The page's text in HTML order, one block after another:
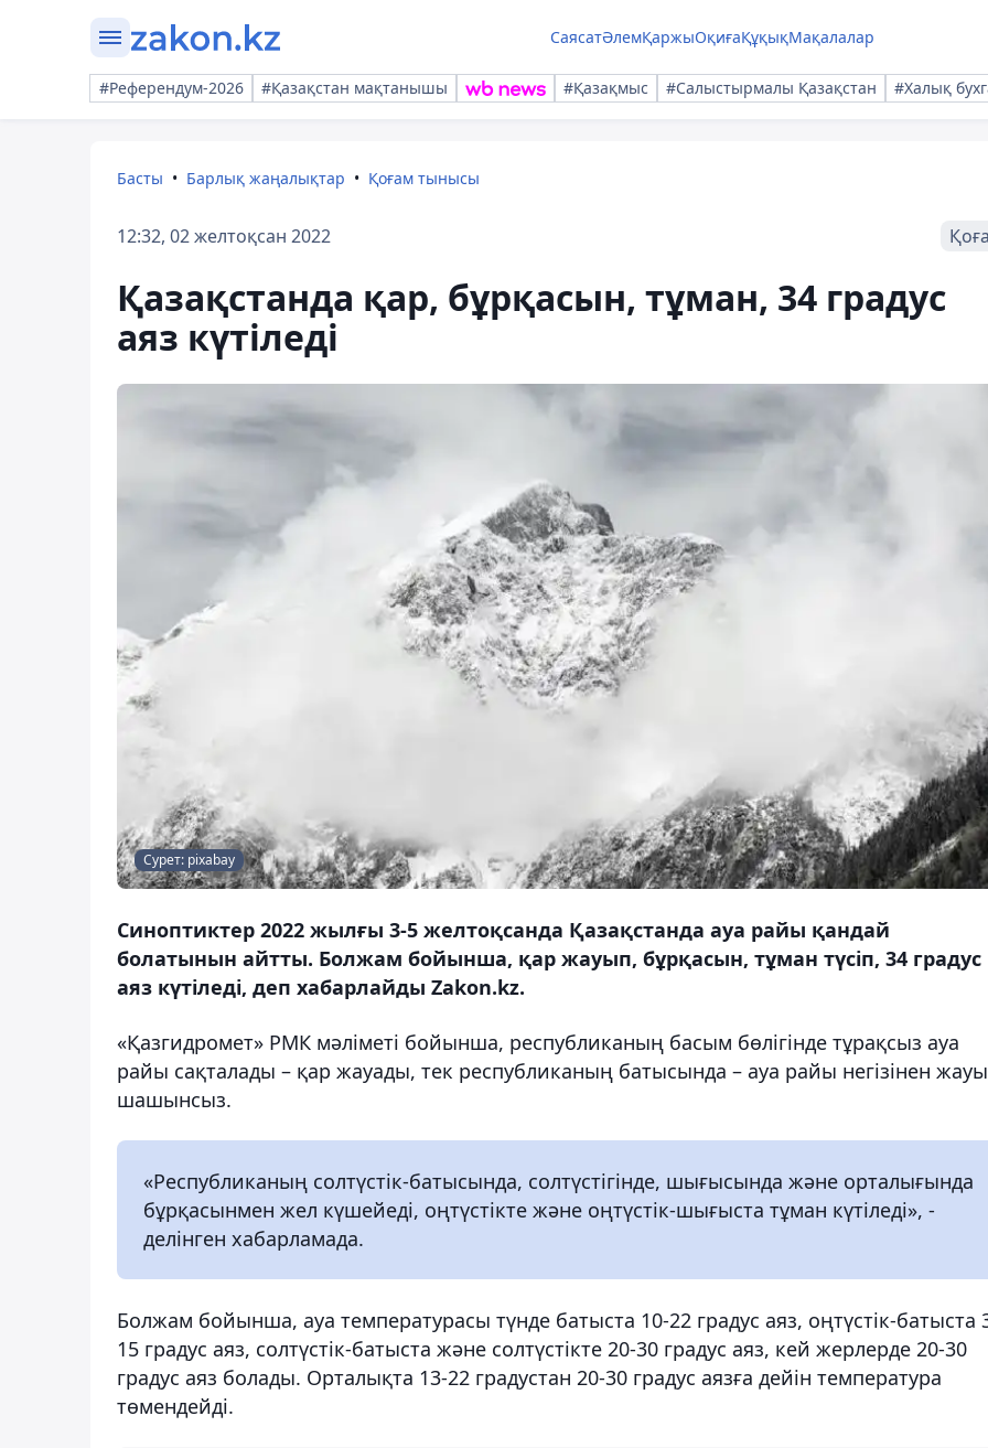
СаясатӘлемҚаржыОқиғаҚұқықМақалалар
#Референдум-2026 #Қазақстан мақтанышы #Қазақмыс #Салыстырмалы Қазақстан #Халық
Басты Барлық жаңалықтар Қоғам тынысы
12:32, 02 желтоқсан 2022
Қазақстанда қар, бұрқасын, тұман, 34 градус
аяз күтіледі
Сурет: pixabay
Синоптиктер 2022 жылғы 3-5 желтоқсанда Қазақстанда ауа райы қандай
болатынын айтты. Болжам бойынша, қар жауып, бұрқасын, тұман түсіп, 34 градус
аяз күтіледі, деп хабарлайды Zakon.kz.
«Қазгидромет» РМК мәліметі бойынша, республиканың басым бөлігінде тұрақсыз ауа
райы сақталады – қар жауады, тек республиканың батысында – ауа райы негізінен
шашынсыз.
«Республиканың солтүстік-батысында, солтүстігінде, шығысында және орталығында
бұрқасынмен жел күшейеді, оңтүстікте және оңтүстік-шығыста тұман күтіледі», -
делінген хабарламада.
Болжам бойынша, ауа температурасы түнде батыста 10-22 градус аяз, оңтүстік-батыста
15 градус аяз, солтүстік-батыста және солтүстікте 20-30 градус аяз, кей жерлерде 20-30
градус аяз болады. Орталықта 13-22 градустан 20-30 градус аязға дейін температура
төмендейді.